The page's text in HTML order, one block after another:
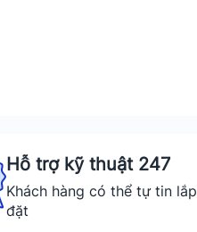
Hỗ trợ kỹ thuật 247
Khách hàng có thể tự tin lắp
đặt